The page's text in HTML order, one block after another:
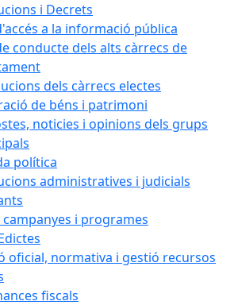
i Decrets
a la informació pública
conducte dels alts càrrecs de
dels càrrecs electes
de béns i patrimoni
noticies i opinions dels grups
política
administratives i judicials
campanyes i programes
oficial, normativa i gestió recursos
fiscals